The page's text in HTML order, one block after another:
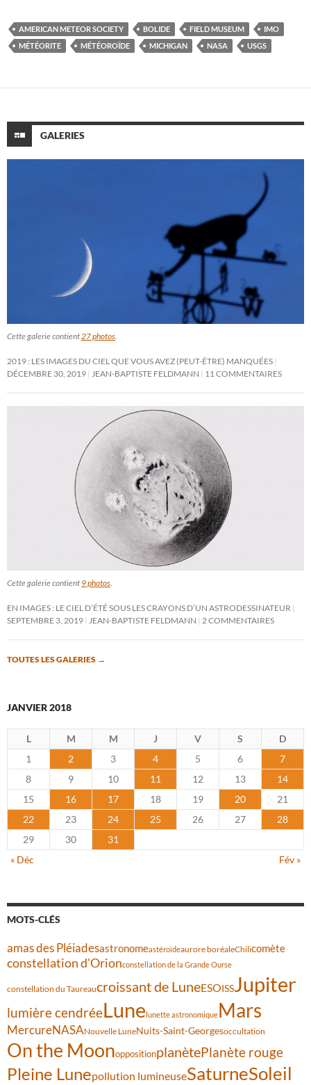
AMERICAN METEOR SOCIETY BOLIDE FIELD MUSEUM
IMO
MÉTÉORITE
MÉTÉOROÏDE MICHIGAN NASA USGS
GALERIES
Cette galerie contient27 photos.
2019 : LES IMAGES DU CIEL QUE VOUS AVEZ (PEUT-ÊTRE) MANQUÉES
DÉCEMBRE 30, 2019 JEAN-BAPTISTE FELDMANN 11 COMMENTAIRES
Cette galerie contient 9 photos
EN IMAGES : LE CIEL D’ÉTÉ SOUS LES CRAYONS D’UN ASTRODESSINATEUR
SEPTEMBRE 3, 2019
JEAN-BAPTISTE FELDMANN 2 COMMENTAIRES
TOUTES LES GALERIES →
JANVIER 2018
L M M J V S
D
1
2 3 4 5 6
7
8
9 10 11 12 13
14
15
16 17 18 19 20
21
22
23 24 25 26 27
28
29
30
31
« Déc
Fév »
MOTS-CLÉS
amas des Pléiadesastronomeastéroïdeaurore boréaleChilicomète
constellation d'Orionconstellation de la Grande Ourse
constellation du Taureaucroissant de LuneESOISSJupiter
lumière cendréeLunelunette astronomiqueMars
MercureNASANouvelle LuneNuits-Saint-Georgesoccultation
On the MoonoppositionplanètePlanète rouge
Pleine Lunepollution lumineuseSaturneSoleil